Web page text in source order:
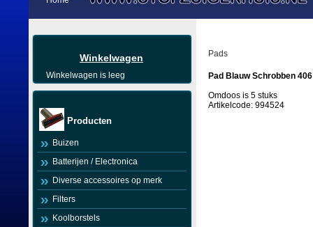
Winkelwagen
Winkelwagen is leeg
Producten
Buizen
Batterijen / Electronica
Diverse accessoires op merk
Filters
Koolborstels
Pads
Pad Blauw Schrobben
Omdoos is 5 stuks
Artikelcode: 994524